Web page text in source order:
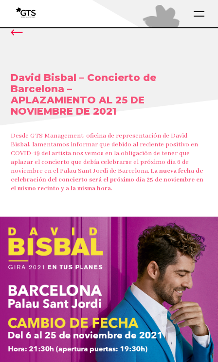
David Bisbal – Concierto de
Barcelona –
APLAZAMIENTO AL 25 DE
NOVIEMBRE DE 2021
Desde GTS Management, oficina de representación de David
Bisbal, lamentamos informar que debido al reciente positivo en
COVID-19 del artista nos vemos en la obligación de tener que
aplazar el concierto que debía celebrarse el próximo día 6 de
noviembre en el Palau Sant Jordi de Barcelona.La nueva fecha de
celebración del concierto será el próximo día 25 de noviembre en
el mismo recinto y a la misma hora.